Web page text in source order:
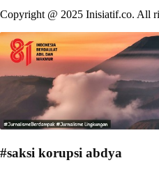
Copyright @ 2025 Inisiatif.co. All
#saksi korupsi abdya